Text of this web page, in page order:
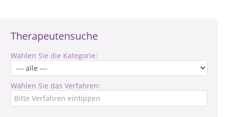
Therapeutensuche
Wählen Sie die Kategorie:
Wählen Sie das Verfahren: